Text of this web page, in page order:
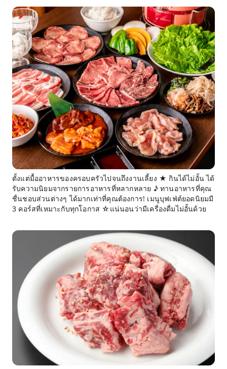
ตั้งแต่มื้ออาหารของครอบครัวไปจนถึงงานเลี้ยง ★ กินได้ไม่อั้น ได้
รับความนิยมจากรายการอาหารที่หลากหลาย ♪ ทานอาหารที่คุณ
ชื่นชอบส่วนต่างๆ ได้มากเท่าที่คุณต้องการ! เมนูบุฟเฟ่ต์ยอดนิยมมี
3 คอร์สที่เหมาะกับทุกโอกาส ☆แน่นอนว่ามีเครื่องดื่มไม่อั้นด้วย